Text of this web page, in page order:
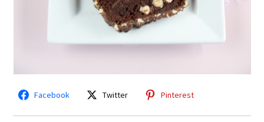
Facebook Twitter Pinterest